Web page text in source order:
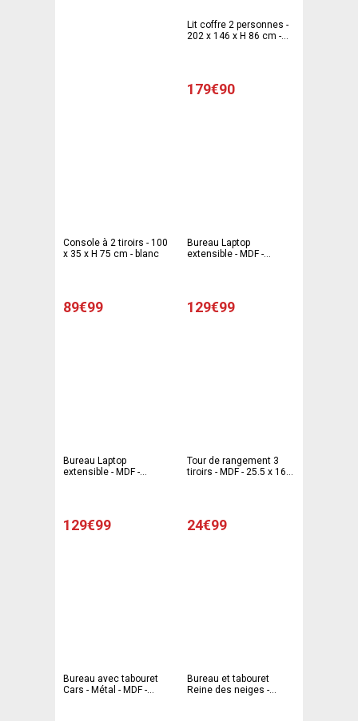
Lit coffre 2 personnes -
202 x 146 x H 86 cm -
179€90
Console à 2 tiroirs - 100
x 35 x H 75 cm - blanc
89€99
Bureau Laptop
extensible - MDF -
129€99
Bureau Laptop
extensible - MDF -
129€99
Tour de rangement 3
tiroirs - MDF - 25.5 x 16.5
24€99
Bureau avec tabouret
Cars - Métal - MDF -
Bureau et tabouret
Reine des neiges -